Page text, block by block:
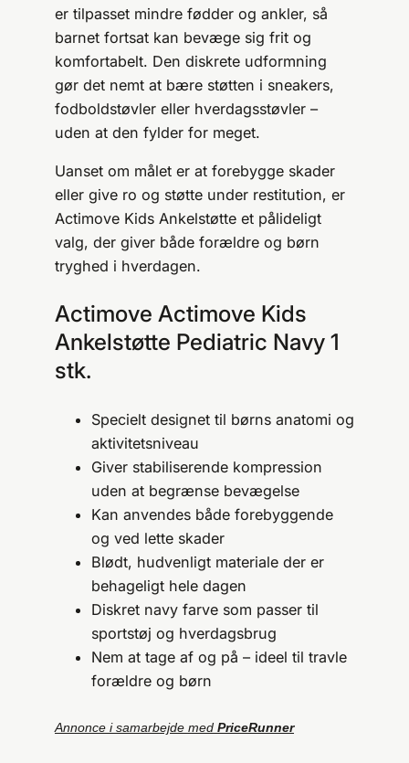
er tilpasset mindre fødder og ankler, så
barnet fortsat kan bevæge sig frit og
komfortabelt. Den diskrete udformning
gør det nemt at bære støtten i sneakers,
fodboldstøvler eller hverdagsstøvler –
uden at den fylder for meget.
Uanset om målet er at forebygge skader
eller give ro og støtte under restitution, er
Actimove Kids Ankelstøtte et pålideligt
valg, der giver både forældre og børn
tryghed i hverdagen.
Actimove Actimove Kids
Ankelstøtte Pediatric Navy 1
stk.
Specielt designet til børns anatomi og
aktivitetsniveau
Giver stabiliserende kompression
uden at begrænse bevægelse
Kan anvendes både forebyggende
og ved lette skader
Blødt, hudvenligt materiale der er
behageligt hele dagen
Diskret navy farve som passer til
sportstøj og hverdagsbrug
Nem at tage af og på – ideel til travle
forældre og børn
Annonce i samarbejde med PriceRunner